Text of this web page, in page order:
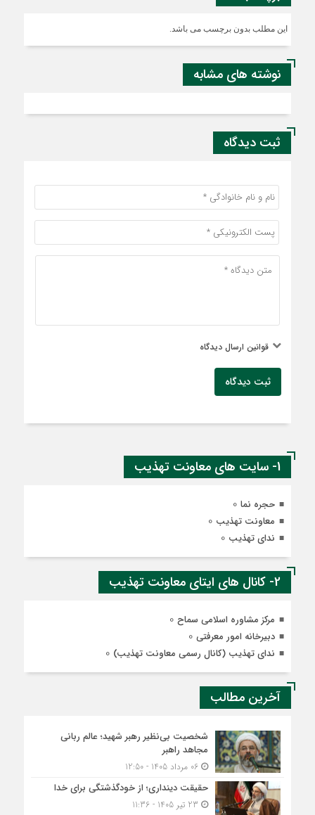
این مطلب بدون برچسب می باشد.
نوشته های مشابه
ثبت دیدگاه
قوانین ارسال دیدگاه
ثبت دیدگاه
1- سایت های معاونت تهذیب
حجره نما
معاونت تهذیب
ندای تهذیب
2- کانال های ایتای معاونت تهذیب
مرکز مشاوره اسلامی سماح
دبیرخانه امور معرفتی
ندای تهذیب (کانال رسمی معاونت تهذیب)
آخرین مطالب
شخصیت بی‌نظیر رهبر شهید؛ عالم ربانی
مجاهد راهبر
06 مرداد 1405 - 12:50
حقیقت دینداری؛ از خودگذشتگی برای خدا